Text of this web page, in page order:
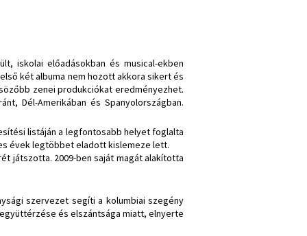
iskolai előadásokban és musical-ekben
két albuma nem hozott akkora sikert és
zenei produkciókat eredményezhet.
Dél-Amerikában és Spanyolországban.
listáján a legfontosabb helyet foglalta
évek legtöbbet eladott kislemeze lett.
játszotta. 2009-ben saját magát alakította
szervezet segíti a kolumbiai szegény
és elszántsága miatt, elnyerte